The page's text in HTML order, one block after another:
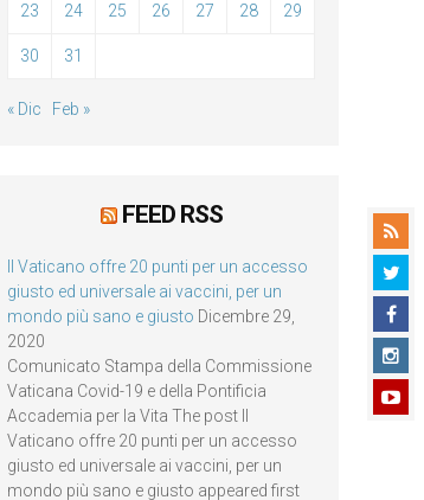
23 24 25 26 27 28 29
30 31
« Dic Feb »
FEED RSS
Il Vaticano offre 20 punti per un accesso
giusto ed universale ai vaccini, per un
mondo più sano e giusto Dicembre 29,
2020
Comunicato Stampa della Commissione
Vaticana Covid-19 e della Pontificia
Accademia per la Vita The post Il
Vaticano offre 20 punti per un accesso
giusto ed universale ai vaccini, per un
mondo più sano e giusto appeared first